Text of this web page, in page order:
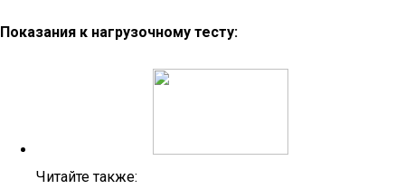
Показания к нагрузочному тесту:
Читайте также: